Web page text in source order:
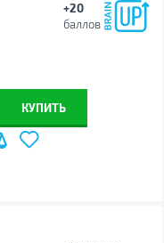
+20
баллов
КУПИТЬ